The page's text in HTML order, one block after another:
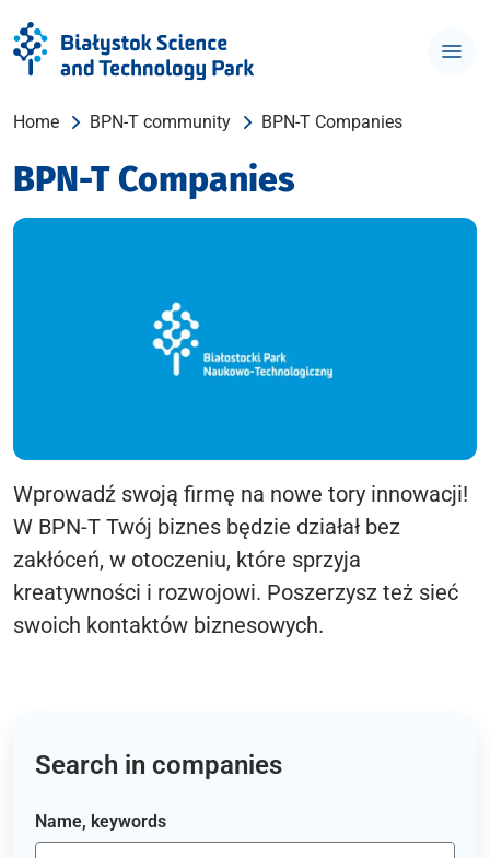
Home BPN-T community BPN-T Companies
BPN-T Companies
Wprowadź swoją firmę na nowe tory innowacji!
W BPN-T Twój biznes będzie działał bez
zakłóceń, w otoczeniu, które sprzyja
kreatywności i rozwojowi. Poszerzysz też sieć
swoich kontaktów biznesowych.
Search in companies
Name, keywords